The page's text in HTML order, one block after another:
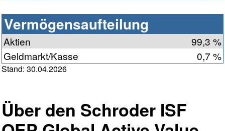
Vermögensaufteilung
Aktien
99,3 %
Geldmarkt/Kasse
0,7 %
Stand: 30.04.2026
Über den Schroder ISF